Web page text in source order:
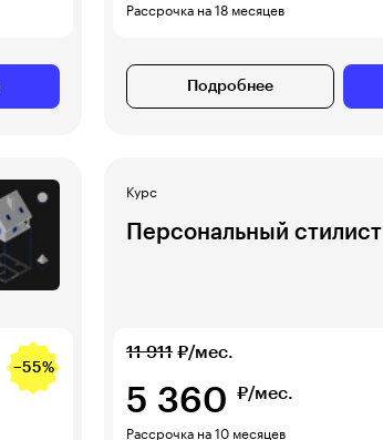
Рассрочка на 18 месяцев
Подробнее
−55%
Курс
Персональный стилист
11 911 ₽/мес.
5 360 ₽/мес.
Рассрочка на 10 месяцев